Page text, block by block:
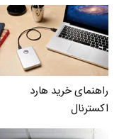
راهنمای خرید هارد
اکسترنال